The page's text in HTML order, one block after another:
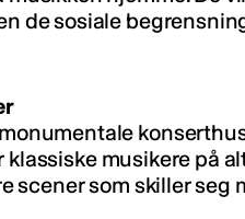
de sosiale
musikere på
scener som skiller seg